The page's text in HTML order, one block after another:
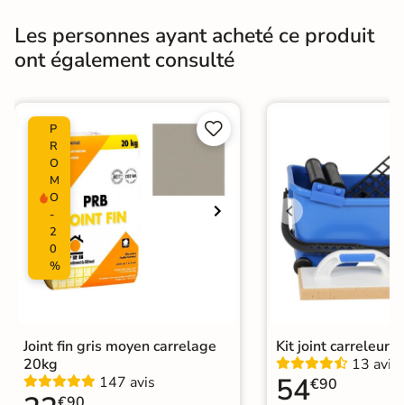
l'usure
Masse colorée Non
Bords Non-rectifié
Finition Mate
Surface Lisse Antidérapante
Résistant au Gel
Pièce humides
Chauffant
Conditionnement
Les personnes ayant acheté ce produit
ont également consulté
P
R
O
M
O
-
2
0
%


Joint fin gris moyen carrelage
20kg
147 avis
Kit joint carreleur
13 avis
54€90